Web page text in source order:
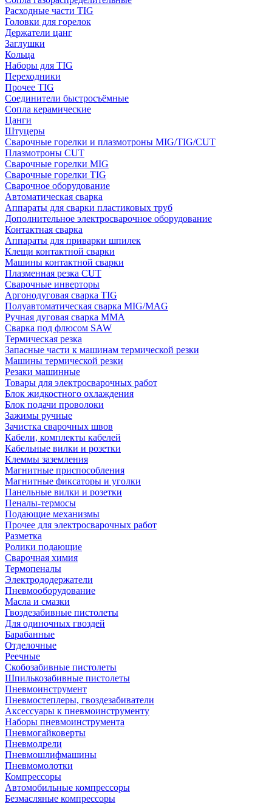
Расходные части TIG
Головки для горелок
Держатели цанг
Заглушки
Кольца
Наборы для TIG
Переходники
Прочее TIG
Соединители быстросъёмные
Сопла керамические
Цанги
Штуцеры
Сварочные горелки и плазмотроны MIG/TIG/CUT
Плазмотроны CUT
Сварочные горелки MIG
Сварочные горелки TIG
Сварочное оборудование
Автоматическая сварка
Аппараты для сварки пластиковых труб
Дополнительное электросварочное оборудование
Контактная сварка
Аппараты для приварки шпилек
Клещи контактной сварки
Машины контактной сварки
Плазменная резка CUT
Сварочные инверторы
Аргонодуговая сварка TIG
Полуавтоматическая сварка MIG/MAG
Ручная дуговая сварка MMA
Сварка под флюсом SAW
Термическая резка
Запасные части к машинам термической резки
Машины термической резки
Резаки машинные
Товары для электросварочных работ
Блок жидкостного охлаждения
Блок подачи проволоки
Зажимы ручные
Зачистка сварочных швов
Кабели, комплекты кабелей
Кабельные вилки и розетки
Клеммы заземления
Магнитные приспособления
Магнитные фиксаторы и уголки
Панельные вилки и розетки
Пеналы-термосы
Подающие механизмы
Прочее для электросварочных работ
Разметка
Ролики подающие
Сварочная химия
Термопеналы
Электрододержатели
Пневмооборудование
Масла и смазки
Гвоздезабивные пистолеты
Для одиночных гвоздей
Барабанные
Отделочные
Реечные
Скобозабивные пистолеты
Шпилькозабивные пистолеты
Пневмоинструмент
Пневмостеплеры, гвоздезабиватели
Аксессуары к пневмоинструменту
Наборы пневмоинструмента
Пневмогайковерты
Пневмодрели
Пневмошлифмашины
Пневмомолотки
Компрессоры
Автомобильные компрессоры
Безмасляные компрессоры